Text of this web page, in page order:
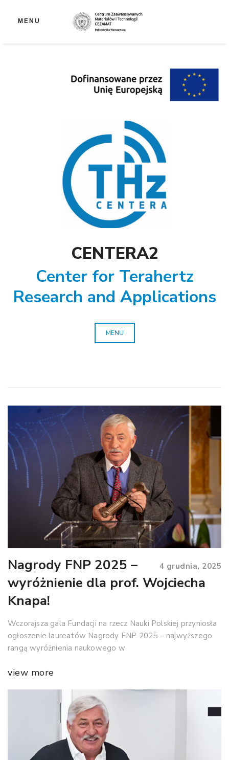
MENU
CENTERA2
Center for Terahertz
Research and Applications
MENU
4 grudnia, 2025
Nagrody FNP 2025 –
wyróżnienie dla prof. Wojciecha
Knapa!
Wczorajsza gala Fundacji na rzecz Nauki Polskiej przyniosła
ogłoszenie laureatów Nagrody FNP 2025 – najwyższego
rangą wyróżnienia naukowego w
view more